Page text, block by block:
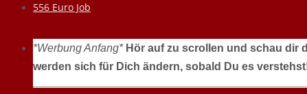
556 Euro Job
*Werbung Anfang* Hör auf zu scrollen und schau dir
werden sich für Dich ändern, sobald Du es